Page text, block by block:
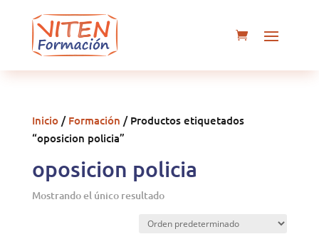
Inicio/ Formación / Productos etiquetados
“oposicion policia”
oposicion policia
Mostrando el único resultado